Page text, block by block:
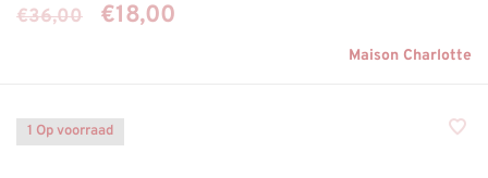
€36,00 €18,00
Maison Charlotte
1 Op voorraad